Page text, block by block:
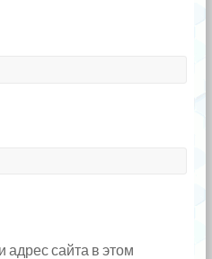
адрес сайта в этом